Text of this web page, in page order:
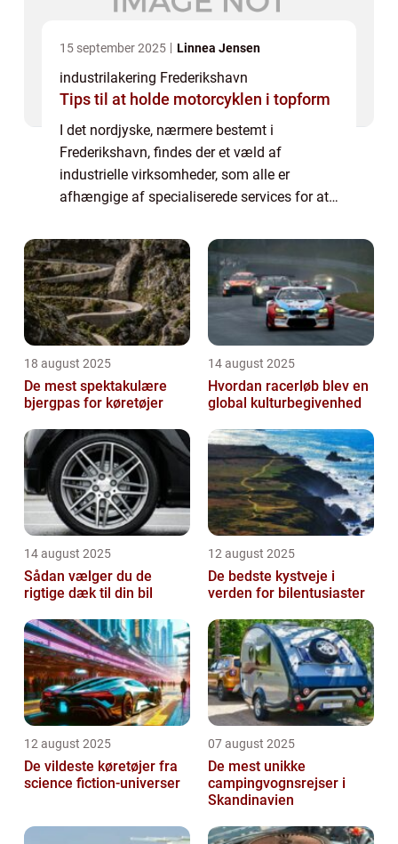
15 september 2025 Linnea Jensen
industrilakering Frederikshavn
Tips til at holde motorcyklen i topform
I det nordjyske, nærmere bestemt i
Frederikshavn, findes der et væld af
industrielle virksomheder, som alle er
afhængige af specialiserede services for at
højeste standard for holdba...
18 august 2025
De mest spektakulære
bjergpas for køretøjer
14 august 2025
Hvordan racerløb blev en
global kulturbegivenhed
14 august 2025
Sådan vælger du de
rigtige dæk til din bil
12 august 2025
De bedste kystveje i
verden for bilentusiaster
12 august 2025
De vildeste køretøjer fra
science fiction-universer
07 august 2025
De mest unikke
campingvognsrejser i
Skandinavien